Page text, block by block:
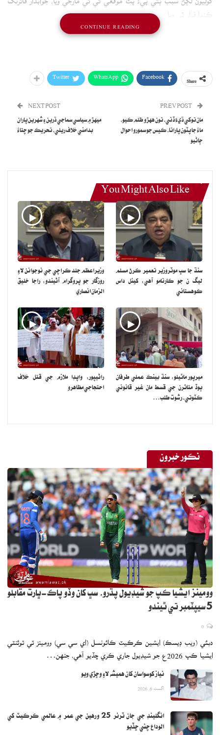
اطلاع بعد پوليس پهچي لاش پوسٽ مارٽم لاءِ اسپتال کڻائي آئي، واقعو
پراڻي دشمني تان پيش اچڻ جو ٻڌايو پيو وڃي
Facebook
WhatsApp
Twitter
مان توکي ڌيءَ ڏني، تون ههڙو ظلم ڪيو،
ماءُ جا پٽون پاراتا، ڪيس جو سمورو احوال
ڄاڻيو
NEXT POST
ميهڙ ۾ سياسي سماجي ڌرين ۽ شهرين پاران
بدامني خلاف ريلي، تحريڪ جو چتاءُ
You Might Also Like
سنڌ جا سڀ موٽروزير تعمير ڪرڻ مسلم
ليگ ن جو ڪارنامو آهي: کيئل داس
ڪوهستاني
وزيراعظم جلد ڪراچي جي نوجوانن لاءِ
روزگار جو پروگرام آڻيندو: راجا خليق
الزمان انصاري
ميرپور ماٿيلو: سنڌ بينڪ عملي طرفان
ٻوڏ متاثرن جي قسط مان غير قانوني
ڪٽوتي، رشوت طلب…
راڻيپور: واپڊا ملازم جي قتل خلاف
احتجاجي مظاهرو
نڪور خبرون
وومينز ايشيا ڪپ جو شيڊيول پڌرو، سڀ کان وڏو پاڪ-ڀارت مقابلو
5 سيپٽمبر تي ٿيندو
دبئي (ويب ڊيسڪ) ايشين ڪرڪيٽ ڪائونسل (اي سي سي) وومينز ٽي ٽوئنٽي
ايشيا ڪپ 2026ع جو شيڊيول جاري ڪري ڇڏيو آهي، جنهن…
نياز کوسواسان کان هميشه لاءِ وڇڙي ويو
اگست 6, 2026
انگلينڊ جي جان ٽرنر 25 ورهين جي عمر ۾ عالمي ڪرڪيٽ کي
الوداع چئي ڇڏيو